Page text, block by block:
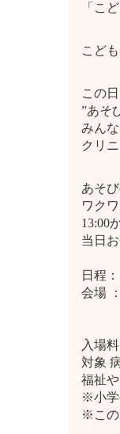
「こ
こど
この
”あそ
みん
クリ
あそ
ワク
13:00
当日
日程
会場
〒
（
入場
対象
福祉
※小学
※この